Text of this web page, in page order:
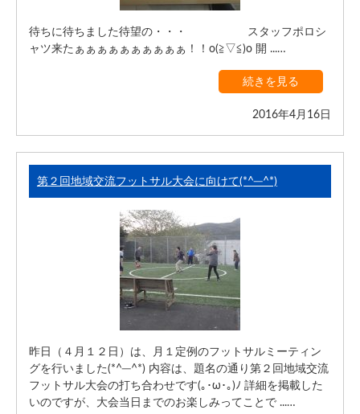
待ちに待ちました待望の・・・ スタッフポロシ
ャツ来たぁぁぁぁぁぁぁぁぁぁ！！o(≧▽≦)o 開 ...…
続きを見る
2016年4月16日
第２回地域交流フットサル大会に向けて(*^─^*)
昨日（４月１２日）は、月１定例のフットサルミーティン
グを行いました(*^─^*) 内容は、題名の通り第２回地域交流
フットサル大会の打ち合わせです(｡･ω･｡)ﾉ 詳細を掲載した
いのですが、大会当日までのお楽しみってことで ...…